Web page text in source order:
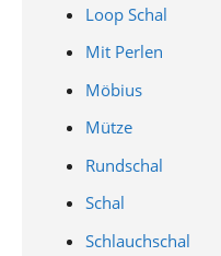
Loop Schal
Mit Perlen
Möbius
Mütze
Rundschal
Schal
Schlauchschal